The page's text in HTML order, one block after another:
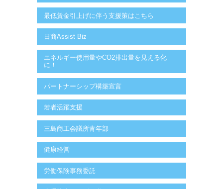
最低賃金引上げに伴う支援策はこちら
日商Assist Biz
エネルギー使用量やCO2排出量を見える化
に！
パートナーシップ構築宣言
若者活躍支援
三島商工会議所青年部
健康経営
労働保険事務委託